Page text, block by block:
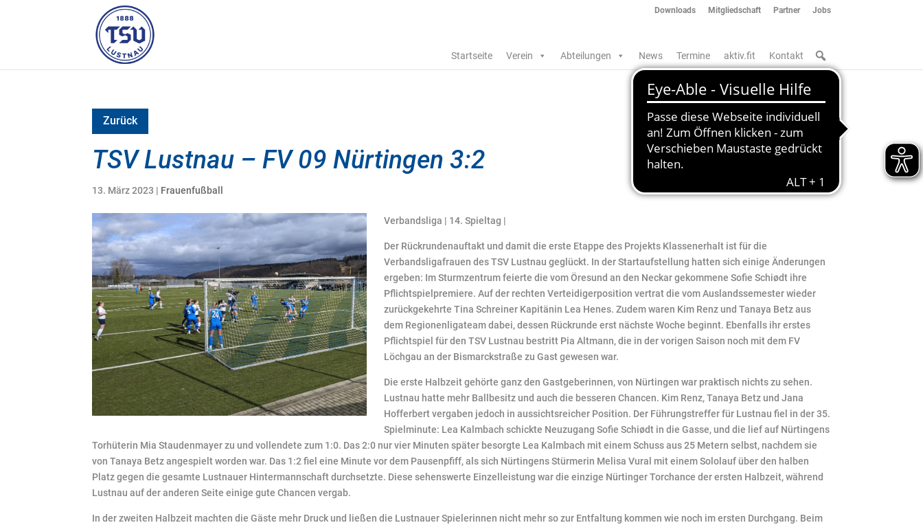
Downloads Mitgliedschaft Partner Jobs
Startseite Verein Abteilungen News Termine aktiv.fit Kontakt
Zurück
TSV Lustnau – FV 09 Nürtingen 3:2
13. März 2023 | Frauenfußball
Verbandsliga | 14. Spieltag |
Der Rückrundenauftakt und damit die erste Etappe des Projekts Klassenerhalt ist für die
Verbandsligafrauen des TSV Lustnau geglückt. In der Startaufstellung hatten sich einige Änderungen
ergeben: Im Sturmzentrum feierte die vom Öresund an den Neckar gekommene Sofie Schiødt ihre
Pflichtspielpremiere. Auf der rechten Verteidigerposition vertrat die vom Auslandssemester wieder
zurückgekehrte Tina Schreiner Kapitänin Lea Henes. Zudem waren Kim Renz und Tanaya Betz aus
dem Regionenligateam dabei, dessen Rückrunde erst nächste Woche beginnt. Ebenfalls ihr erstes
Pflichtspiel für den TSV Lustnau bestritt Pia Altmann, die in der vorigen Saison noch mit dem FV
Löchgau an der Bismarckstraße zu Gast gewesen war.
Die erste Halbzeit gehörte ganz den Gastgeberinnen, von Nürtingen war praktisch nichts zu sehen.
Lustnau hatte mehr Ballbesitz und auch die besseren Chancen. Kim Renz, Tanaya Betz und Jana
Hofferbert vergaben jedoch in aussichtsreicher Position. Der Führungstreffer für Lustnau fiel in der 35.
Spielminute: Lea Kalmbach schickte Neuzugang Sofie Schiødt in die Gasse, und die lief auf Nürtingens
Torhüterin Mia Staudenmayer zu und vollendete zum 1:0. Das 2:0 nur vier Minuten später besorgte Lea Kalmbach mit einem Schuss aus 25 Metern selbst, nachdem sie
von Tanaya Betz angespielt worden war. Das 1:2 fiel eine Minute vor dem Pausenpfiff, als sich Nürtingens Stürmerin Melisa Vural mit einem Sololauf über den halben
Platz gegen die gesamte Lustnauer Hintermannschaft durchsetzte. Diese sehenswerte Einzelleistung war die einzige Nürtinger Torchance der ersten Halbzeit, während
Lustnau auf der anderen Seite einige gute Chancen vergab.
In der zweiten Halbzeit machten die Gäste mehr Druck und ließen die Lustnauer Spielerinnen nicht mehr so zur Entfaltung kommen wie noch im ersten Durchgang. Beim